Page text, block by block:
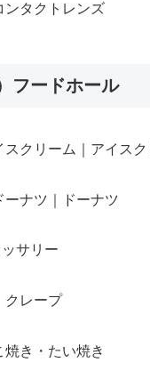
ンタクトレンズ
フードホール
クリーム｜アイスク
ーナツ｜ドーナツ
サリー
クレープ
き・たい焼き